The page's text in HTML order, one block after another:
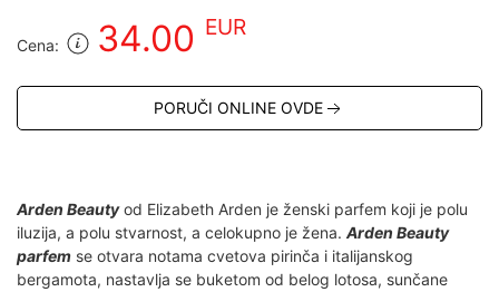
Cena: 34.00 EUR
PORUČI ONLINE OVDE
Arden Beautyod Elizabeth Arden je ženski parfem koji je polu
iluzija, a polu stvarnost, a celokupno je žena. Arden Beauty
parfem se otvara notama cvetova pirinča i italijanskog
bergamota, nastavlja se buketom od belog lotosa, sunčane